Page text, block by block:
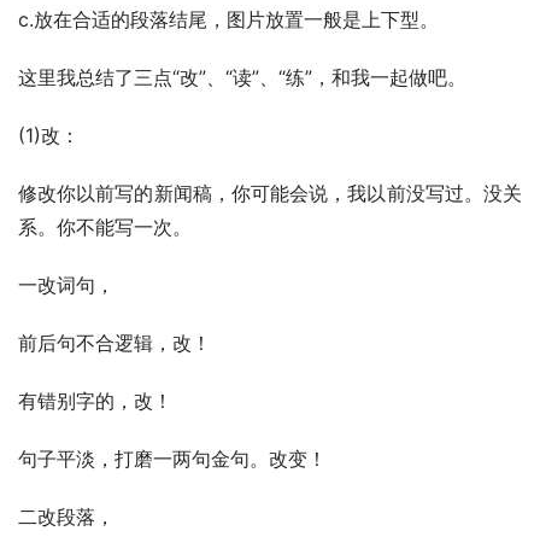
c.放在合适的段落结尾，图片放置一般是上下型。
这里我总结了三点“改”、“读”、“练”，和我一起做吧。
(1)改：
修改你以前写的新闻稿，你可能会说，我以前没写过。没关
系。你不能写一次。
一改词句，
前后句不合逻辑，改！
有错别字的，改！
句子平淡，打磨一两句金句。改变！
二改段落，